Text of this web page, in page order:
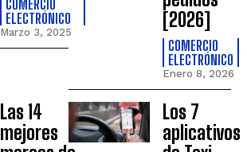
COMERCIO
ELECTRÓNICO
Marzo 3, 2025
[2026]
COMERCIO
ELECTRÓNICO
Enero 8, 2026
Las 14
mejores
Los 7
aplicativos